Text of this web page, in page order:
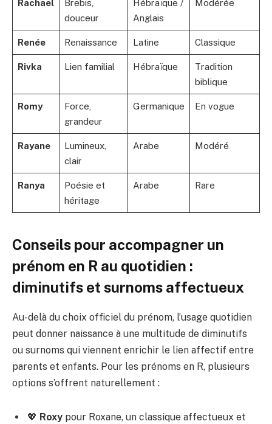
Rachael
Brebis,
douceur
Hébraïque /
Anglais
Modérée
Renée Renaissance Latine Classique
Rivka Lien familial Hébraïque
Tradition
biblique
Romy
Force,
grandeur
Germanique En vogue
Rayane
Lumineux,
clair
Arabe Modéré
Ranya
Poésie et
héritage
Arabe Rare
Conseils pour accompagner un
prénom en R au quotidien :
diminutifs et surnoms affectueux
Au-delà du choix officiel du prénom, l’usage quotidien
peut donner naissance à une multitude de diminutifs
ou surnoms qui viennent enrichir le lien affectif entre
parents et enfants. Pour les prénoms en R, plusieurs
options s’offrent naturellement :
💖 Roxy pour Roxane, un classique affectueux et